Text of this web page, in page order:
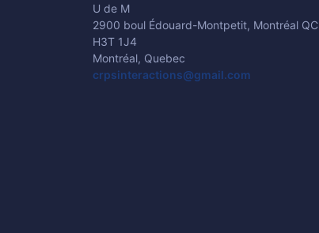
U de M
2900 boul Édouard-Montpetit, Montréal QC
H3T 1J4
Montréal, Quebec
crpsinteractions@gmail.com